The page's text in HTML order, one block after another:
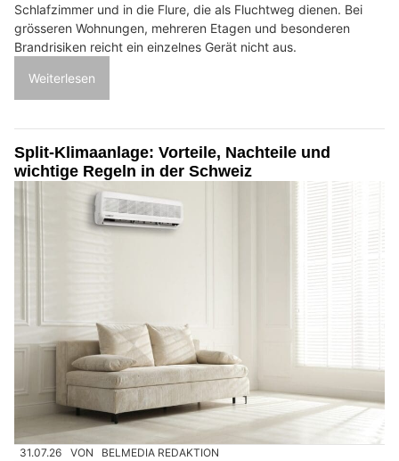
Schlafzimmer und in die Flure, die als Fluchtweg dienen. Bei
grösseren Wohnungen, mehreren Etagen und besonderen
Brandrisiken reicht ein einzelnes Gerät nicht aus.
Weiterlesen
Split-Klimaanlage: Vorteile, Nachteile und
wichtige Regeln in der Schweiz
31.07.26 VON BELMEDIA REDAKTION